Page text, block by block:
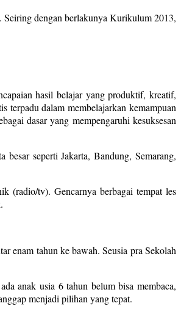
Seiring dengan berlakunya Kurikulum 2013,
hasil belajar yang produktif, kreatif,
terpadu dalam membelajarkan kemampuan
dasar yang mempengaruhi kesuksesan
seperti Jakarta, Bandung, Semarang,
(radio/tv). Gencarnya berbagai tempat les
enam tahun ke bawah. Seusia pra Sekolah
anak usia 6 tahun belum bisa membaca,
menjadi pilihan yang tepat.